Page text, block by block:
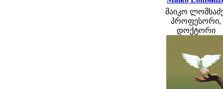
მაიკო
პროფესორი,
დოქტორი